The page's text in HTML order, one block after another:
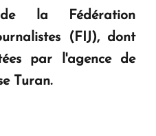
ne se pose pas. "
résilience et d'avenir
la Fédération
(FIJ), dont
par l'agence de
Turan.